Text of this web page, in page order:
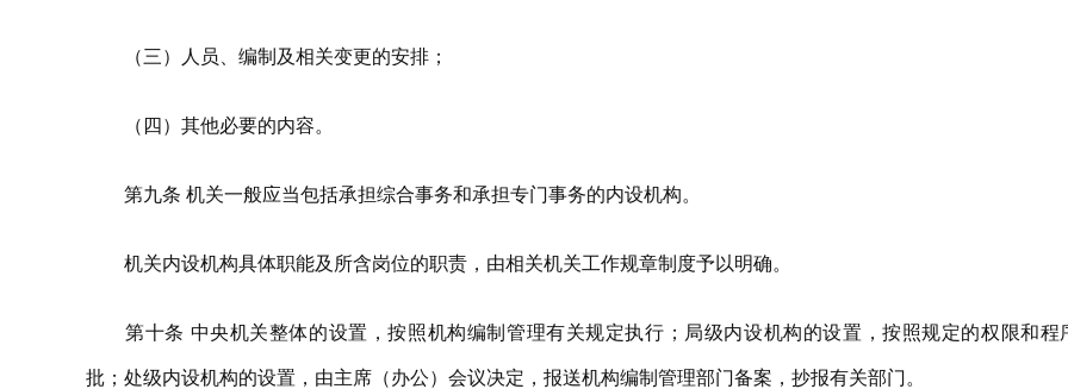
（三）人员、编制及相关变更的安排；
（四）其他必要的内容。
第九条 机关一般应当包括承担综合事务和承担专门事务的内设机构。
机关内设机构具体职能及所含岗位的职责，由相关机关工作规章制度予以明确。
第十条 中央机关整体的设置，按照机构编制管理有关规定执行；局级内设机构的设置，按照规定的权限和程
批；处级内设机构的设置，由主席（办公）会议决定，报送机构编制管理部门备案，抄报有关部门。